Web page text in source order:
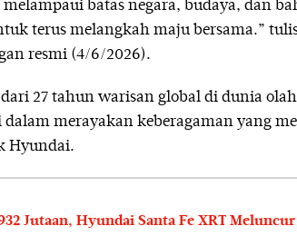
melampaui batas negara, budaya, dan
terus melangkah maju bersama.”
resmi (4/6/2026).
27 tahun warisan global di dunia
merayakan keberagaman yang
Hyundai.
Jutaan, Hyundai Santa Fe XRT